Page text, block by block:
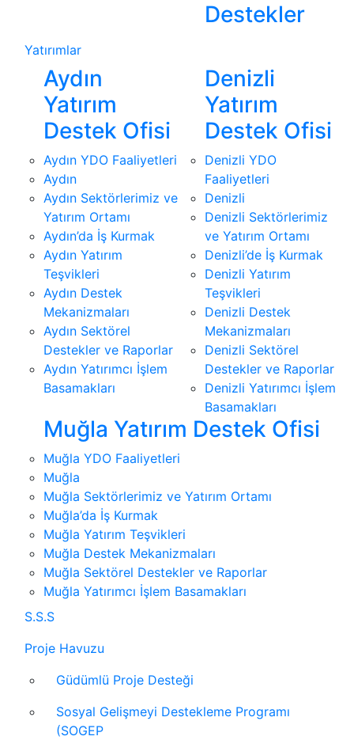
Destekler
Yatırımlar
Aydın
Yatırım
Destek Ofisi
Aydın YDO Faaliyetleri
Aydın
Aydın Sektörlerimiz ve
Yatırım Ortamı
Aydın’da İş Kurmak
Aydın Yatırım
Teşvikleri
Aydın Destek
Mekanizmaları
Aydın Sektörel
Destekler ve Raporlar
Aydın Yatırımcı İşlem
Basamakları
Denizli
Yatırım
Destek Ofisi
Denizli YDO
Faaliyetleri
Denizli
Denizli Sektörlerimiz
ve Yatırım Ortamı
Denizli’de İş Kurmak
Denizli Yatırım
Teşvikleri
Denizli Destek
Mekanizmaları
Denizli Sektörel
Destekler ve Raporlar
Denizli Yatırımcı İşlem
Basamakları
Muğla Yatırım Destek Ofisi
Muğla YDO Faaliyetleri
Muğla
Muğla Sektörlerimiz ve Yatırım Ortamı
Muğla’da İş Kurmak
Muğla Yatırım Teşvikleri
Muğla Destek Mekanizmaları
Muğla Sektörel Destekler ve Raporlar
Muğla Yatırımcı İşlem Basamakları
S.S.S
Proje Havuzu
Güdümlü Proje Desteği
Sosyal Gelişmeyi Destekleme Programı
(SOGEP